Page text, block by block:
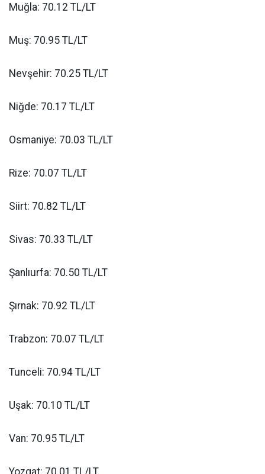
Muğla: 70.12 TL/LT
Muş: 70.95 TL/LT
Nevşehir: 70.25 TL/LT
Niğde: 70.17 TL/LT
Osmaniye: 70.03 TL/LT
Rize: 70.07 TL/LT
Siirt: 70.82 TL/LT
Sivas: 70.33 TL/LT
Şanlıurfa: 70.50 TL/LT
Şırnak: 70.92 TL/LT
Trabzon: 70.07 TL/LT
Tunceli: 70.94 TL/LT
Uşak: 70.10 TL/LT
Van: 70.95 TL/LT
Yozgat: 70.01 TL/LT